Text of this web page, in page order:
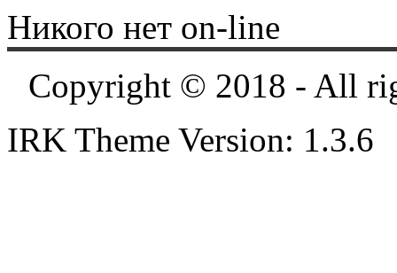
Никого нет on-line
Copyright © 2018 - All
IRK Theme Version: 1.3.6